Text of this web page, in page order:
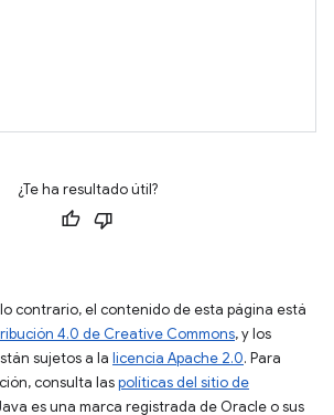
¿Te ha resultado útil?
contrario, el contenido de esta página está
4.0 de Creative Commons, y los
sujetos a la licencia Apache 2.0. Para
consulta laspolíticas del sitio de
es una marca registrada de Oracle o sus